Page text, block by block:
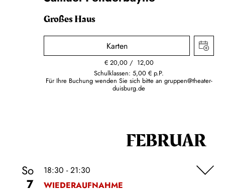
Großes Haus
Karten
€ 20,00
12,00
Schulklassen: 5,00 € p.P.
Für Ihre Buchung wenden Sie sich bitte an gruppen@theater-
duisburg.de
FEBRUAR
So
7
18:30 - 21:30
WIEDERAUFNAHME